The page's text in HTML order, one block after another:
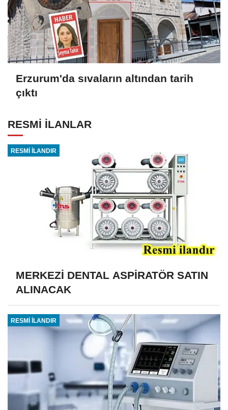
Erzurum'da sıvaların altından tarih
çıktı
RESMİ İLANLAR
RESMİ İLANDIR
MERKEZİ DENTAL ASPİRATÖR SATIN
ALINACAK
RESMİ İLANDIR